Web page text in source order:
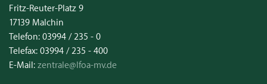
Fritz-Reuter-Platz 9
17139 Malchin
Telefon: 03994 / 235 - 0
Telefax: 03994 / 235 - 400
E-Mail: zentrale@lfoa-mv.de